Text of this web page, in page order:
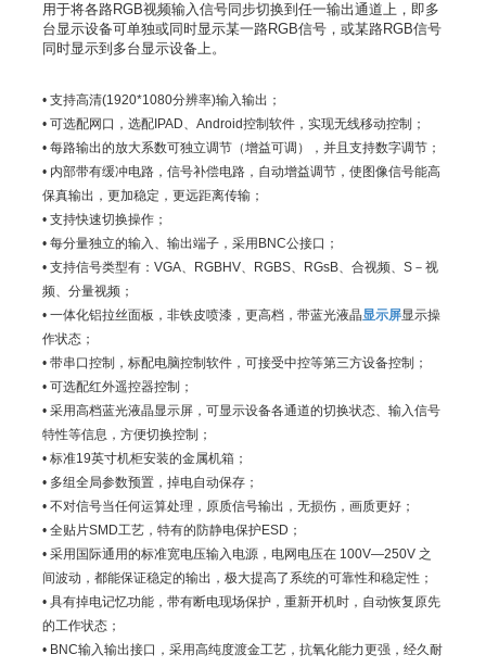
用于将各路RGB视频输入信号同步切换到任一输出通道上，即多
台显示设备可单独或同时显示某一路RGB信号，或某路RGB信号
同时显示到多台显示设备上。
• 支持高清(1920*1080分辨率)输入输出；
• 可选配网口，选配IPAD、Android控制软件，实现无线移动控制；
• 每路输出的放大系数可独立调节（增益可调），并且支持数字调节；
• 内部带有缓冲电路，信号补偿电路，自动增益调节，使图像信号能高
保真输出，更加稳定，更远距离传输；
• 支持快速切换操作；
• 每分量独立的输入、输出端子，采用BNC公接口；
• 支持信号类型有：VGA、RGBHV、RGBS、RGsB、合视频、S－视
频、分量视频；
• 一体化铝拉丝面板，非铁皮喷漆，更高档，带蓝光液晶显示屏显示操
作状态；
• 带串口控制，标配电脑控制软件，可接受中控等第三方设备控制；
• 可选配红外遥控器控制；
• 采用高档蓝光液晶显示屏，可显示设备各通道的切换状态、输入信号
特性等信息，方便切换控制；
• 标准19英寸机柜安装的金属机箱；
• 多组全局参数预置，掉电自动保存；
• 不对信号当任何运算处理，原质信号输出，无损伤，画质更好；
• 全贴片SMD工艺，特有的防静电保护ESD；
• 采用国际通用的标准宽电压输入电源，电网电压在 100V—250V 之
间波动，都能保证稳定的输出，极大提高了系统的可靠性和稳定性；
• 具有掉电记忆功能，带有断电现场保护，重新开机时，自动恢复原先
的工作状态；
• BNC输入输出接口，采用高纯度渡金工艺，抗氧化能力更强，经久耐